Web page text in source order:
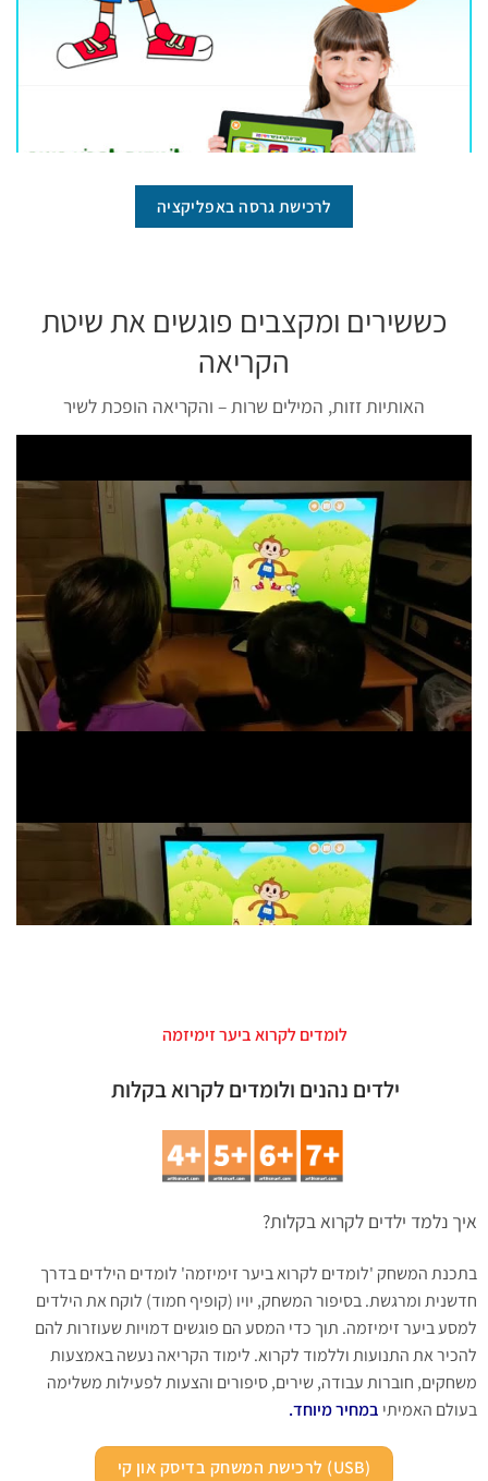
לרכישת גרסה באפליקציה
כששירים ומקצבים פוגשים את שיטת
הקריאה
האותיות זזות, המילים שרות – והקריאה הופכת לשיר
לומדים לקרוא ביער זימיזמה
ילדים נהנים ולומדים לקרוא בקלות
איך נלמד ילדים לקרוא בקלות?
בתכנת המשחק 'לומדים לקרוא ביער זימיזמה' לומדים הילדים בדרך
חדשנית ומרגשת. בסיפור המשחק, יויו (קופיף חמוד) לוקח את הילדים
למסע ביער זימיזמה. תוך כדי המסע הם פוגשים דמויות שעוזרות להם
להכיר את התנועות וללמוד לקרוא. לימוד הקריאה נעשה באמצעות
משחקים, חוברות עבודה, שירים, סיפורים והצעות לפעילות משלימה
בעולם האמיתי במחיר מיוחד.
לרכישת המשחק בדיסק און קי (USB)